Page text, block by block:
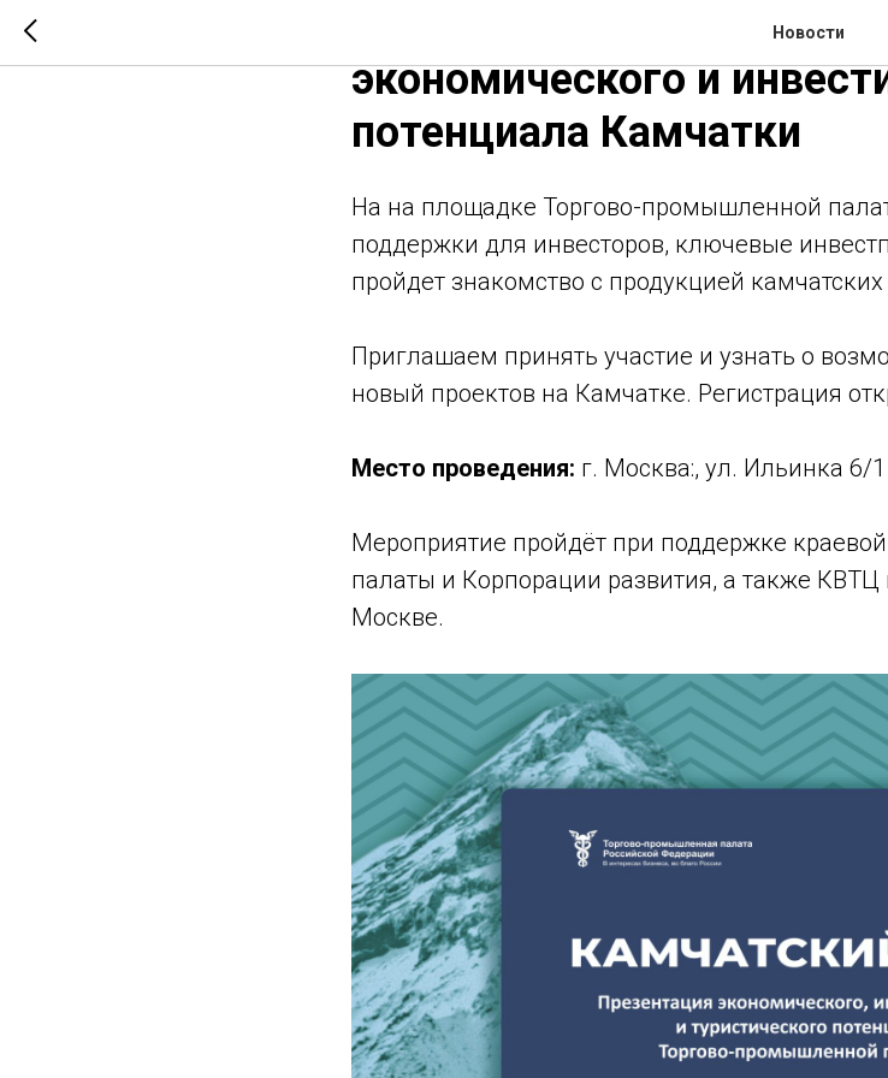
Новости
7 декабря в Москве
экономического и
потенциала Камчатки
На на площадке Торгово-промышленной
поддержки для инвесторов, ключевые
пройдет знакомство с продукцией
Приглашаем принять участие и узнать о
новый проектов на Камчатке. Регистрация
Место проведения: г. Москва:, ул. Ильинка 6/1
Мероприятие пройдёт при поддержке
палаты и Корпорации развития, а также КВТЦ
Москве.